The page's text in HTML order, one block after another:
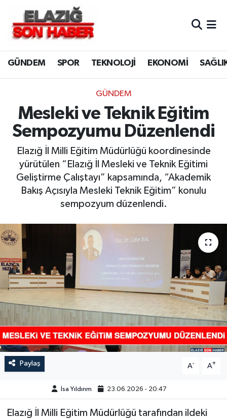
GÜNDEM SPOR TEKNOLOJİ EKONOMİ
GÜNDEM
Mesleki ve Teknik Eğitim
Sempozyumu Düzenlendi
Elazığ İl Milli Eğitim Müdürlüğü koordinesinde
yürütülen “Elazığ İl Mesleki ve Teknik Eğitimi
Geliştirme Çalıştayı” kapsamında, “Akademik
Bakış Açısıyla Mesleki Teknik Eğitim” konulu
sempozyum düzenlendi.
Paylaş A- A+
İsa Yıldırım 23.06.2026 - 20:47
Elazığ İl Milli Eğitim Müdürlüğü tarafından ildeki
CANLI YAYIN
ASAYİŞ
BİLİM VE TEKNOLOJİ
DÜNYA
EĞİTİM
EKONOMİ
ELAZIĞ
HABERDE İNSAN
KÜLTÜR-SANAT
MAGAZİN
MEDYA
POLİTİKA
Merkez Hava Durumu
Merkez Trafik Yoğunluk Haritası
Süper Lig Puan Durumu ve Fikstür
Tüm Manşetler
Son Dakika Haberleri
Haber Arşivi